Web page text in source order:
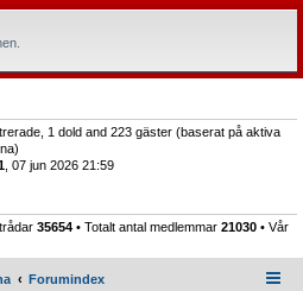
1 dold and 223 gäster (baserat på aktiva
, 07 jun 2026 21:59
35654 • Totalt antal medlemmar 21030 • Vår
Forumindex